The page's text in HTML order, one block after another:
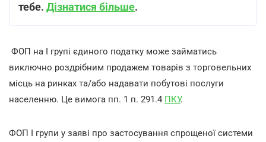
тебе. Дізнатися більше.
ФОП на І групі єдиного податку може займатись
виключно роздрібним продажем товарів з торговельних
місць на ринках та/або надавати побутові послуги
населенню. Це вимога пп. 1 п. 291.4 ПКУ.
ФОП І групи у заяві про застосування спрощеної системи